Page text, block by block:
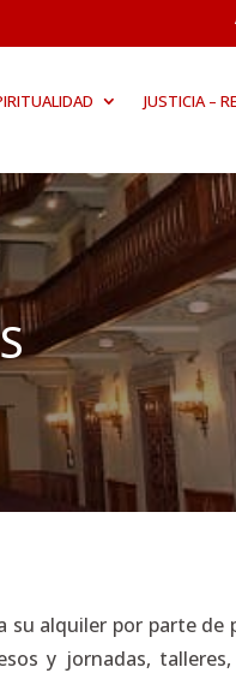
JUSTICIA –
su alquiler por parte
y jornadas, talleres,